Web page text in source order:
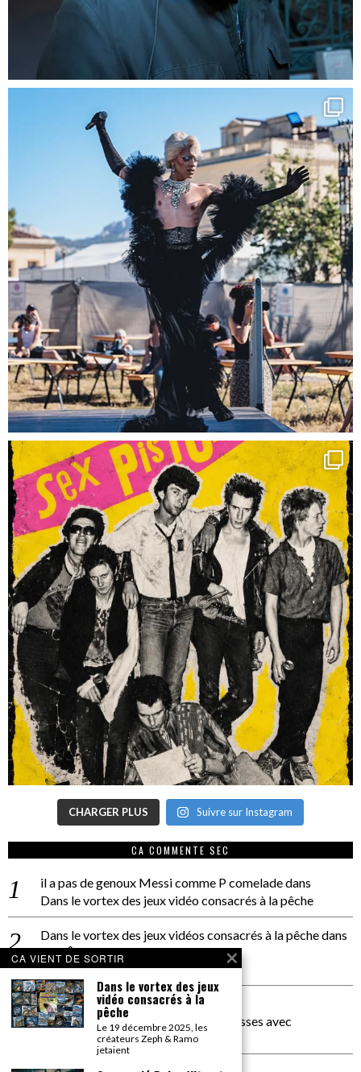
CHARGER PLUS Suivre sur Instagram
CA COMMENTE SEC
il a pas de genoux Messi comme P comeladedans
Dans le vortex des jeux vidéo consacrés à la pêche
Dans le vortex des jeux vidéos consacrés à la pêchedans
PACÔME THIELLEMENT
La séance d’Hip Gnose
La Patrie
dans
On a parlé Dolce Vita et lutte des classes avec
Bernardino Femminielli
CA VIENT DE SORTIR
Dans le vortex des jeux
vidéo consacrés à la
pêche
Le 19 décembre 2025, les
créateurs Zeph & Ramo
jetaient